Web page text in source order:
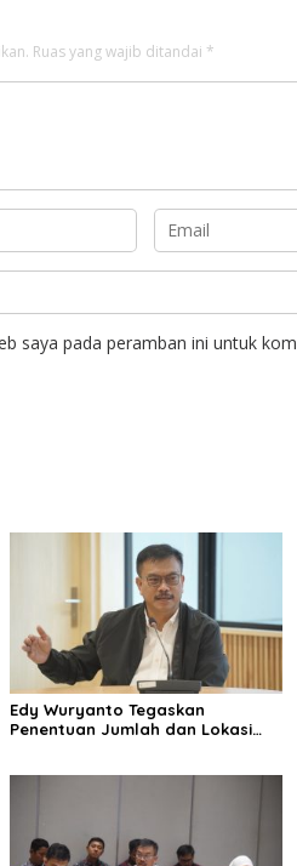
Ruas yang wajib ditandai *
saya pada peramban ini untuk
Edy Wuryanto Tegaskan
Penentuan Jumlah dan Lokasi